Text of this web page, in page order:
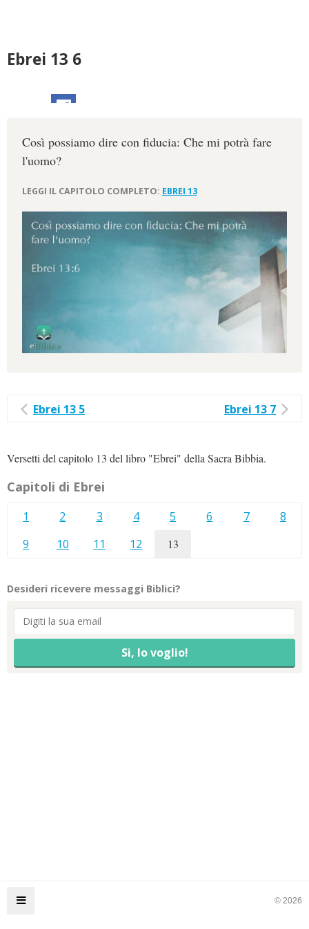
Ebrei 13 6
Così possiamo dire con fiducia: Che mi potrà fare
l'uomo?
LEGGI IL CAPITOLO COMPLETO: EBREI 13
Ebrei 13 5 Ebrei 13 7
Versetti del capitolo 13 del libro "Ebrei" della Sacra Bibbia.
Capitoli di Ebrei
1 2 3 4 5 6 7
8
9
10 11 12 13
Desideri ricevere messaggi Biblici?
© 2026